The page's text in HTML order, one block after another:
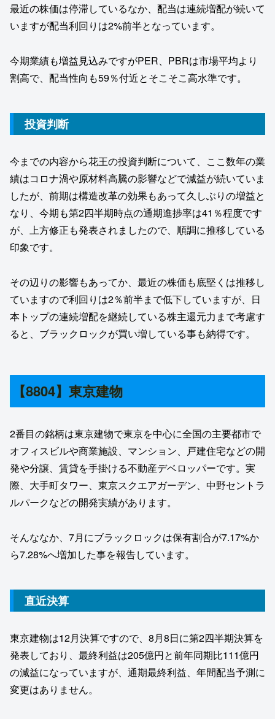
最近の株価は停滞しているなか、配当は連続増配が続いて
いますが配当利回りは2%前半となっています。
今期業績も増益見込みですがPER、PBRは市場平均より
割高で、配当性向も59％付近とそこそこ高水準です。
投資判断
今までの内容から花王の投資判断について、ここ数年の業
績はコロナ渦や原材料高騰の影響などで減益が続いていま
したが、前期は構造改革の効果もあって久しぶりの増益と
なり、今期も第2四半期時点の通期進捗率は41％程度です
が、上方修正も発表されましたので、順調に推移している
印象です。
その辺りの影響もあってか、最近の株価も底堅くは推移し
ていますので利回りは2％前半まで低下していますが、日
本トップの連続増配を継続している株主還元力まで考慮す
ると、ブラックロックが買い増している事も納得です。
【8804】東京建物
2番目の銘柄は東京建物で東京を中心に全国の主要都市で
オフィスビルや商業施設、マンション、戸建住宅などの開
発や分譲、賃貸を手掛ける不動産デベロッパーです。実
際、大手町タワー、東京スクエアガーデン、中野セントラ
ルパークなどの開発実績があります。
そんななか、7月にブラックロックは保有割合が7.17%か
ら7.28%へ増加した事を報告しています。
直近決算
東京建物は12月決算ですので、8月8日に第2四半期決算を
発表しており、最終利益は205億円と前年同期比111億円
の減益になっていますが、通期最終利益、年間配当予測に
変更はありません。